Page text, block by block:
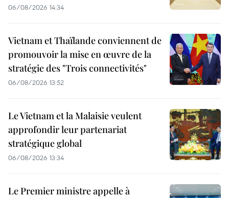
06/08/2026 14:34
Vietnam et Thaïlande conviennent de
promouvoir la mise en œuvre de la
stratégie des "Trois connectivités"
06/08/2026 13:52
Le Vietnam et la Malaisie veulent
approfondir leur partenariat
stratégique global
06/08/2026 13:34
Le Premier ministre appelle à